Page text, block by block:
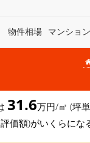
物件相場 マンショ
31.6万円/㎡ (坪
額)がいくらにな